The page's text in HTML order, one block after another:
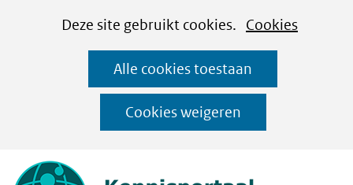
CookiesDeze site gebruikt cookies. Cookies
op
Alle cookies toestaan
Cookies weigeren
Ga
naar
de
inhoud